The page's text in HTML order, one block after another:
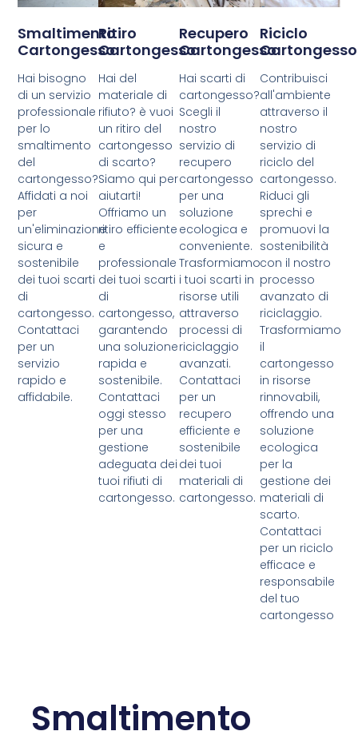
Smaltimento
Cartongesso
Hai bisogno
di un servizio
professionale
per lo
smaltimento
del
cartongesso?
Affidati a noi
per
un'eliminazione
sicura e
sostenibile
dei tuoi scarti
di
cartongesso.
Contattaci
per un
servizio
rapido e
affidabile.
Ritiro
Cartongesso
Hai del
materiale di
rifiuto? è vuoi
un ritiro del
cartongesso
di scarto?
Siamo qui per
aiutarti!
Offriamo un
ritiro efficiente
e
professionale
dei tuoi scarti
di
cartongesso,
garantendo
una soluzione
rapida e
sostenibile.
Contattaci
oggi stesso
per una
gestione
adeguata dei
tuoi rifiuti di
cartongesso.
Recupero
Cartongesso
Hai scarti di
cartongesso?
Scegli il
nostro
servizio di
recupero
cartongesso
per una
soluzione
ecologica e
conveniente.
Trasformiamo
i tuoi scarti in
risorse utili
attraverso
processi di
riciclaggio
avanzati.
Contattaci
per un
recupero
efficiente e
sostenibile
dei tuoi
materiali di
cartongesso.
Riciclo
Cartongesso
Contribuisci
all'ambiente
attraverso il
nostro
servizio di
riciclo del
cartongesso.
Riduci gli
sprechi e
promuovi la
sostenibilità
con il nostro
processo
avanzato di
riciclaggio.
Trasformiamo
il
cartongesso
in risorse
rinnovabili,
offrendo una
soluzione
ecologica
per la
gestione dei
materiali di
scarto.
Contattaci
per un riciclo
efficace e
responsabile
del tuo
cartongesso
Smaltimento